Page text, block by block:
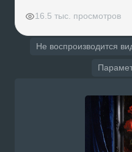
16.5 тыс. просмотров
Не воспроизводится